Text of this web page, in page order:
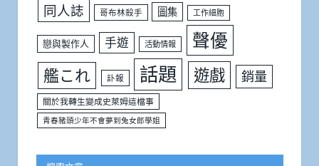
同人誌 哥布林殺手 圖集 工作細胞
戀與製作人 手遊 活動情報 聲優
艦これ 訃報 話題 遊戲 銷量
關於我轉生變成史萊姆這檔事
青春豬頭少年不會夢到兔女郎學姐